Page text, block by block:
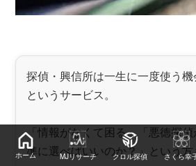
探偵・興信所は一生に一度使う
というサービス。
「情報がなくて困る」「悪徳探
準に選べばいいのか？」という方
ホーム MJリサーチ クロル探偵 さくら幸